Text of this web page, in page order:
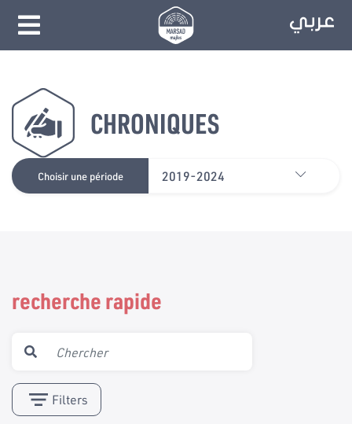
CHRONIQUES
Choisir une période 2019-2024
recherche rapide
Filters